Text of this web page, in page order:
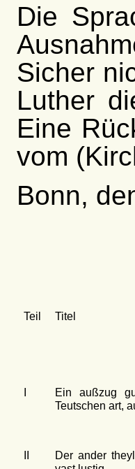
Die
Sicher
Luther
Eine
vom
Bonn,
Teil Titel
Ein außzug
Teutschen art,
Der ander